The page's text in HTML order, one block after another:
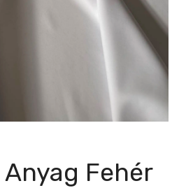
Fehér